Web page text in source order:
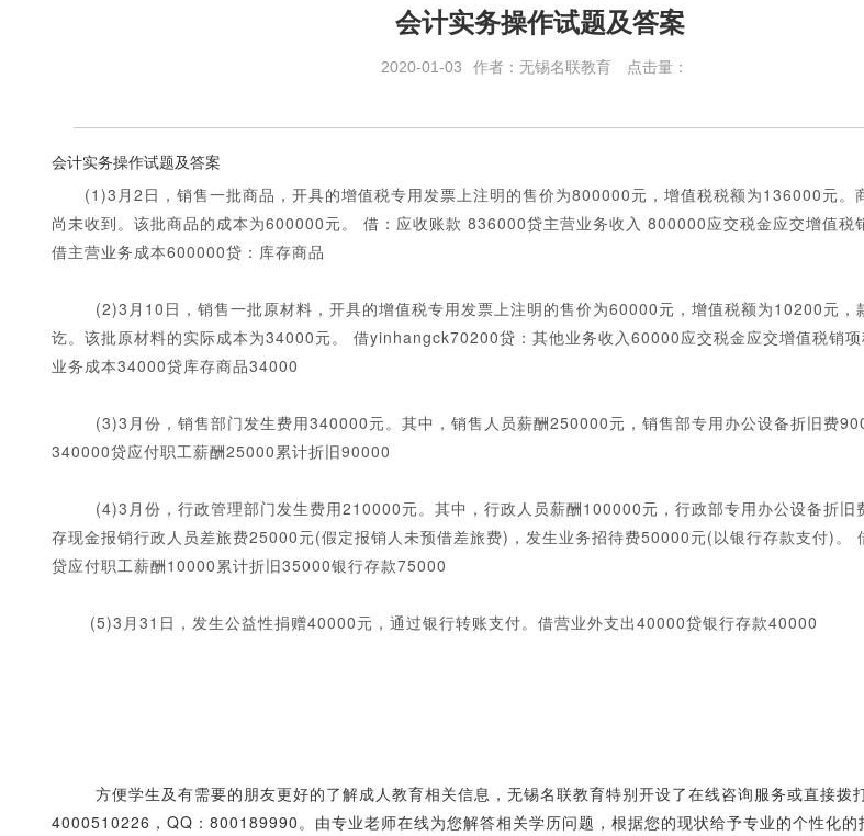
会计实务操作试题及答案
2020-01-03 作者：无锡名联教育 点击量：
会计实务操作试题及答案
(1)3月2日，销售一批商品，开具的增值税专用发票上注明的售价为800000元，增值税税额为136000元。
尚未收到。该批商品的成本为600000元。 借：应收账款 836000贷主营业务收入 800000应交税金应交增值税
借主营业务成本600000贷：库存商品
(2)3月10日，销售一批原材料，开具的增值税专用发票上注明的售价为60000元，增值税额为10200元，
讫。该批原材料的实际成本为34000元。 借yinhangck70200贷：其他业务收入60000应交税金应交增值税销
业务成本34000贷库存商品34000
(3)3月份，销售部门发生费用340000元。其中，销售人员薪酬250000元，销售部专用办公设备折旧费
340000贷应付职工薪酬25000累计折旧90000
(4)3月份，行政管理部门发生费用210000元。其中，行政人员薪酬100000元，行政部专用办公设备折旧
存现金报销行政人员差旅费25000元(假定报销人未预借差旅费)，发生业务招待费50000元(以银行存款支付)。
贷应付职工薪酬10000累计折旧35000银行存款75000
(5)3月31日，发生公益性捐赠40000元，通过银行转账支付。借营业外支出40000贷银行存款40000
方便学生及有需要的朋友更好的了解成人教育相关信息，无锡名联教育特别开设了在线咨询服务或直接拨
4000510226，QQ：800189990。由专业老师在线为您解答相关学历问题，根据您的现状给予专业的个性化的